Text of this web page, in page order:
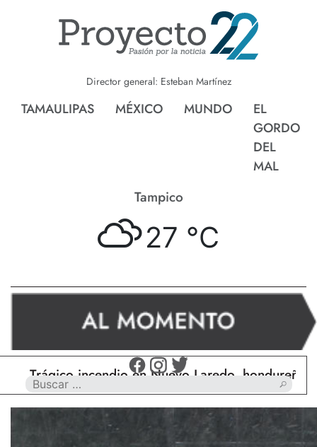
Director general: Esteban Martínez
TAMAULIPAS MÉXICO MUNDO
EL
GORDO
DEL
MAL
Tampico
27 °C
incendio en Nuevo Laredo, hondureño